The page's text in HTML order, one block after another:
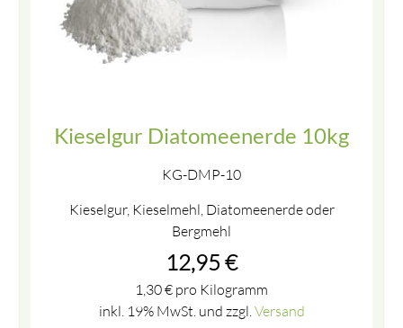
Kieselgur Diatomeenerde 10kg
KG-DMP-10
Kieselgur, Kieselmehl, Diatomeenerde oder
Bergmehl
12,95 €
1,30€ pro Kilogramm
inkl. 19% MwSt. und zzgl.Versand